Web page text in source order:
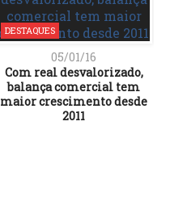
DESTAQUES
05/01/16
Com real desvalorizado,
balança comercial tem
maior crescimento desde
2011